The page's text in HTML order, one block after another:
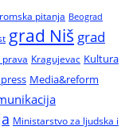
pitanja Beograd
grad Niš grad
Kragujevac Kultura
Media&reform
Ministarstvo za ljudska i